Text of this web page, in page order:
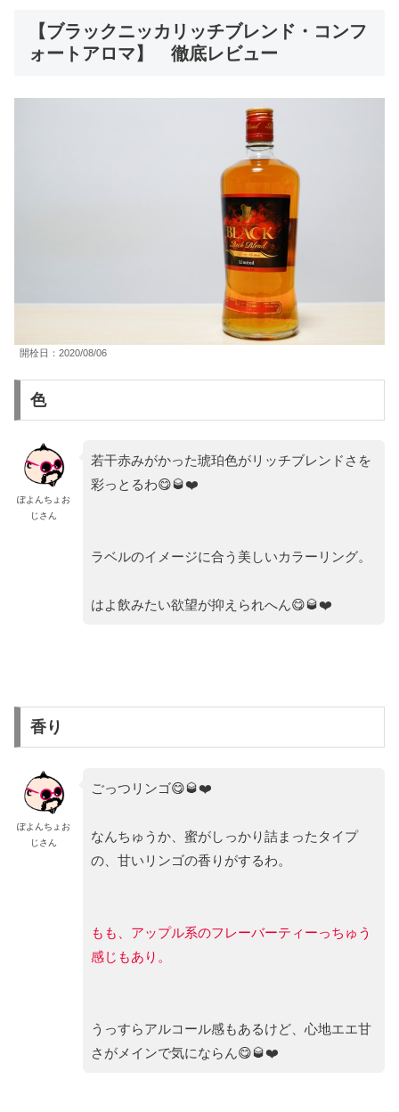
【ブラックニッカリッチブレンド・コンフ
ォートアロマ】 徹底レビュー
開栓日：2020/08/06
色
ぽよんちょお
じさん
若干赤みがかった琥珀色がリッチブレンドさを
彩っとるわ😋🥃❤️
ラベルのイメージに合う美しいカラーリング。
はよ飲みたい欲望が抑えられへん😋🥃❤️
香り
ぽよんちょお
じさん
ごっつリンゴ😋🥃❤️
なんちゅうか、蜜がしっかり詰まったタイプ
の、甘いリンゴの香りがするわ。
もも、アップル系のフレーバーティーっちゅう
感じもあり。
うっすらアルコール感もあるけど、心地エエ甘
さがメインで気にならん😋🥃❤️